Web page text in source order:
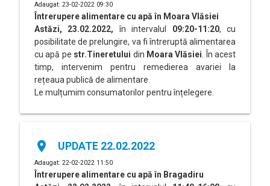
Adaugat: 23-02-2022 09:30
Întrerupere alimentare cu apă în Moara Vlăsiei
Astăzi, 23.02.2022, în intervalul 09:20-11:20, cu
posibilitate de prelungire, va fi întreruptă alimentarea
cu apă pe str.Tineretului din Moara Vlăsiei . În acest
timp, intervenim pentru remedierea avariei la
rețeaua publică de alimentare.
Le mulțumim consumatorilor pentru înțelegere.
place UPDATE 22.02.2022
Adaugat: 22-02-2022 11:50
Întrerupere alimentare cu apă în Bragadiru